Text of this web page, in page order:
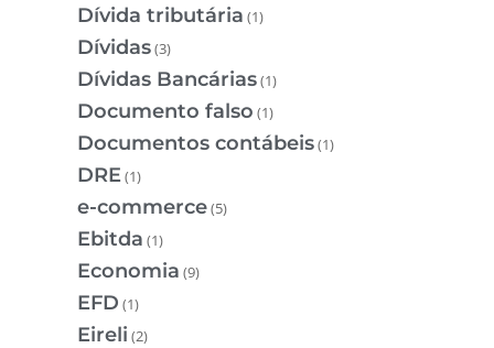
Dívida tributária (1)
Dívidas(3)
Dívidas Bancárias(1)
Documento falso (1)
Documentos contábeis(1)
DRE(1)
e-commerce(5)
Ebitda (1)
Economia (9)
EFD (1)
Eireli (2)